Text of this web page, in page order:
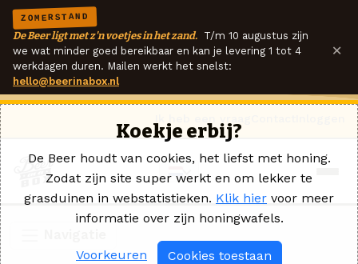
ZOMERSTAND
De Beer ligt met z'n voetjes in het zand. T/m 10 augustus zijn
we wat minder goed bereikbaar en kan je levering 1 tot 4
werkdagen duren. Mailen werkt het snelst:
hello@beerinabox.nl
×
Koekje erbij?
De Beer houdt van cookies, het liefst met honing.
Zodat zijn site super werkt en om lekker te
grasduinen in webstatistieken. Klik hier voor meer
informatie over zijn honingwafels.
Voorkeuren Cookies toestaan